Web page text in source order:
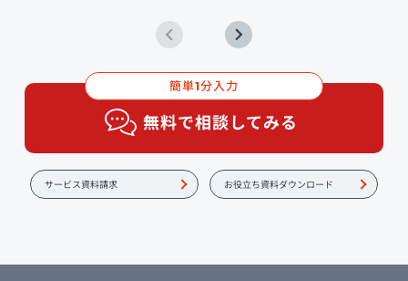
簡単1分入力
無料で相談してみる
サービス資料請求 お役立ち資料ダウンロード